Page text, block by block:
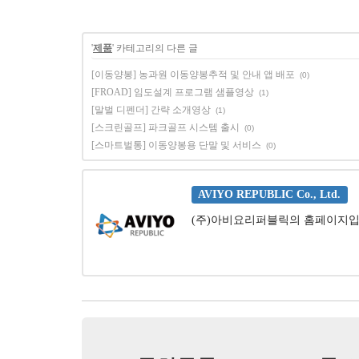
'제품' 카테고리의 다른 글
[이동양봉] 농과원 이동양봉추적 및 안내 앱 배포 (0)
[FROAD] 임도설계 프로그램 샘플영상 (1)
[말벌 디펜더] 간략 소개영상 (1)
[스크린골프] 파크골프 시스템 출시 (0)
[스마트벌통] 이동양봉용 단말 및 서비스 (0)
AVIYO REPUBLIC Co., Ltd.
(주)아비요리퍼블릭의 홈페이지